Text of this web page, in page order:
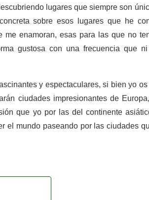
lugares que siempre son
sobre esos lugares que he
enamoran, esas para las que no
gustosa con una frecuencia que
y espectaculares, si bien yo
ciudades impresionantes de
que yo por las del continente
el mundo paseando por las ciudades